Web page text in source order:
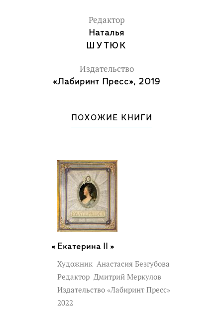
Редактор
Наталья
ШУТЮК
Издательство
«Лабиринт Пресс», 2019
ПОХОЖИЕ КНИГИ
Екатерина II »
Художник Анастасия Безгубова
Редактор Дмитрий Меркулов
Издательство «Лабиринт Пресс»
2022